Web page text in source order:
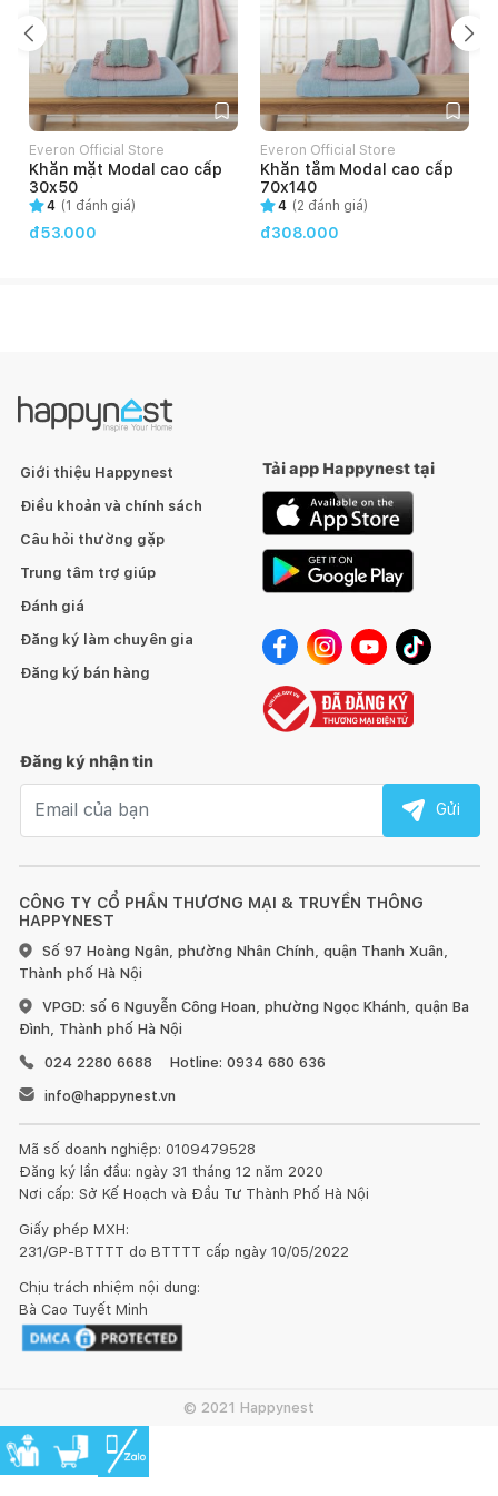
dính, tự làm sạch hiệu quả. Đặc biệt, lớp men được thủy tinh
hóa gắn chặt lên bề mặt sản phẩm, giữ cho lớp men bền lâu và
chống bị rửa trôi.
3. Công nghệ xả vành mở Open Rim
Bàn cầu hai khối VT18M ứng dụng công nghệ xả vành mở
Open Rim với lực xả mạnh mẽ, nước thông qua một cửa xả
lớn lập tức tràn đều khắp hai bàn cầu. Nhờ vậy, chất thải
được nhanh chóng đẩy xuống ống thoát, đồng thời lòng
Công nghệ xả vành mở Open Rim giúp dòng nước xả nhanh và
mạnh, đem đến trải nghiệm sử dụng sản phẩm tốt hơn cho
người dùng.
Everon Official Store
Khăn mặt Modal cao cấp
30x50
4 (1 đánh giá)
đ53.000
Everon Official Store
Khăn tắm Modal cao cấp
70x140
4 (2 đánh giá)
đ308.000
CÔNG TY CỔ PHẦN THƯƠNG MẠI & TRUYỀN THÔNG
HAPPYNEST
Số 97 Hoàng Ngân, phường Nhân Chính, quận Thanh Xuân,
Thành phố Hà Nội
VPGD: số 6 Nguyễn Công Hoan, phường Ngọc Khánh, quận Ba
Đình, Thành phố Hà Nội
024 2280 6688
Hotline: 0934 680 636
info@happynest.vn
Mã số doanh nghiệp: 0109479528
Đăng ký lần đầu: ngày 31 tháng 12 năm 2020
Nơi cấp: Sở Kế Hoạch và Đầu Tư Thành Phố Hà Nội
Giấy phép MXH:
231/GP-BTTTT do BTTTT cấp ngày 10/05/2022
Chịu trách nhiệm nội dung:
Bà Cao Tuyết Minh
Giới thiệu Happynest
Điều khoản và chính sách
Câu hỏi thường gặp
Trung tâm trợ giúp
Đánh giá
Đăng ký làm chuyên gia
Đăng ký bán hàng
Tải app Happynest tại
Đăng ký nhận tin
Gửi
© 2021 Happynest